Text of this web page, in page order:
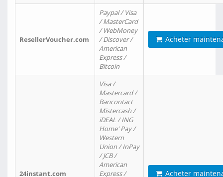
ResellerVoucher.com
Paypal / Visa
/ MasterCard
/ WebMoney
/ Discover /
American
Express /
Bitcoin
Acheter
24instant.com
Visa /
Mastercard /
Bancontact
Mistercash /
iDEAL / ING
Home' Pay /
Western
Union / InPay
/ JCB /
American
Express /
Acheter